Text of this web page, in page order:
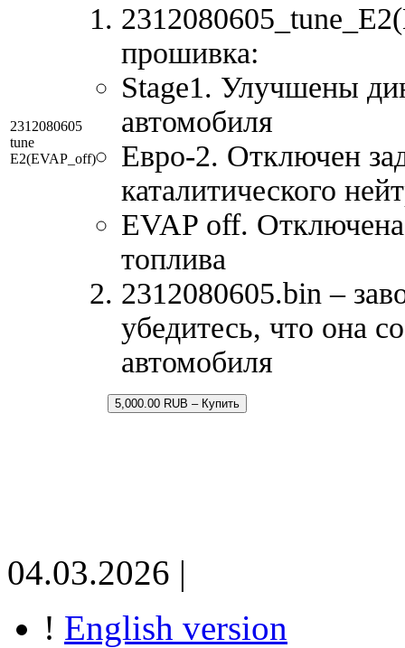
2312080605
tune
E2(EVAP_off)
прошивка:
Stage1. Улучшены
автомобиля
Евро-2. Отключен
каталитического
EVAP off. Отключена
топлива
2312080605.bin –
убедитесь, что она
автомобиля
5,000.00 RUB – Купить
04.03.2026 |
! English version